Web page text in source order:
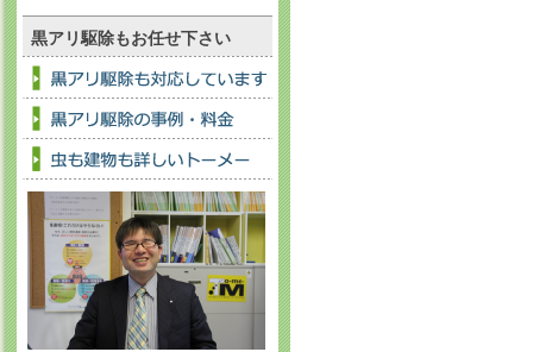
黒アリ駆除もお任せ下さい